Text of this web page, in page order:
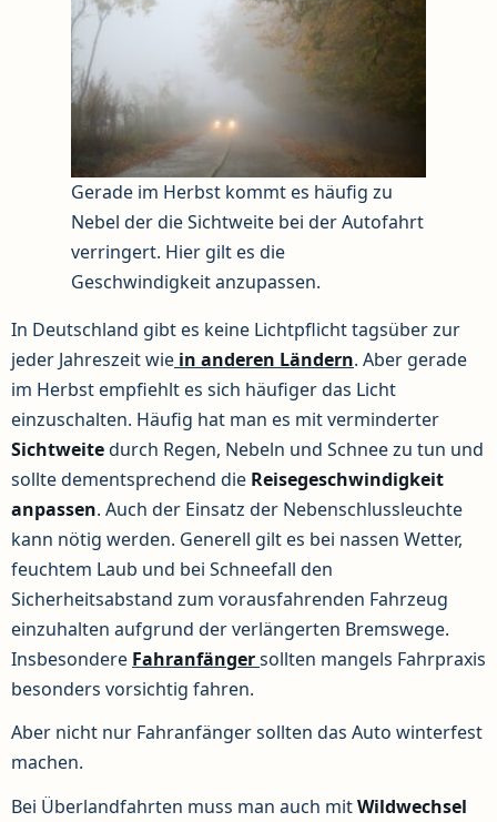
Gerade im Herbst kommt es häufig zu
Nebel der die Sichtweite bei der Autofahrt
verringert. Hier gilt es die
Geschwindigkeit anzupassen.
In Deutschland gibt es keine Lichtpflicht tagsüber zur
jeder Jahreszeit wie in anderen Ländern. Aber gerade
im Herbst empfiehlt es sich häufiger das Licht
einzuschalten. Häufig hat man es mit verminderter
Sichtweitedurch Regen, Nebeln und Schnee zu tun und
sollte dementsprechend die Reisegeschwindigkeit
anpassen. Auch der Einsatz der Nebenschlussleuchte
kann nötig werden. Generell gilt es bei nassen Wetter,
feuchtem Laub und bei Schneefall den
Sicherheitsabstand zum vorausfahrenden Fahrzeug
einzuhalten aufgrund der verlängerten Bremswege.
Insbesondere Fahranfängersollten mangels Fahrpraxis
besonders vorsichtig fahren.
Aber nicht nur Fahranfänger sollten das Auto winterfest
machen.
Bei Überlandfahrten muss man auch mitWildwechsel